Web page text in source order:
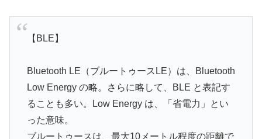
【BLE】
Bluetooth LE（ブルートゥースLE）は、Bluetooth
Low Energy の略。さらに略して、BLE と表記す
ることも多い。Low Energy は、「省電力」とい
った意味。
ブルートゥースは、最大10メートル程度の距離で